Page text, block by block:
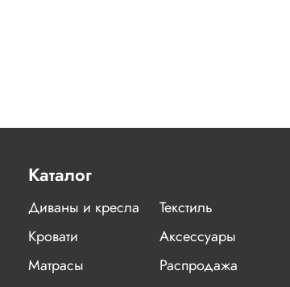
Каталог
Диваны и кресла
Кровати
Матрасы
Текстиль
Аксессуары
Распродажа